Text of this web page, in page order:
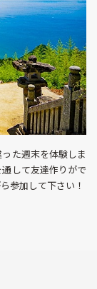
た週末を体験しま
して友達作りがで
参加して下さい！